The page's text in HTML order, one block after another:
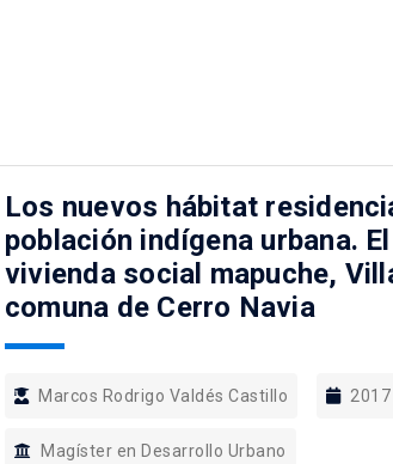
Los nuevos hábitat
población indígena urbana.
vivienda social mapuche,
comuna de Cerro Navia
Marcos Rodrigo Valdés Castillo 2017
Magíster en Desarrollo Urbano